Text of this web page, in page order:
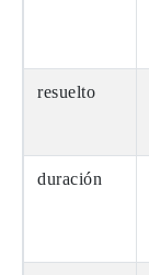
resuelto
duración